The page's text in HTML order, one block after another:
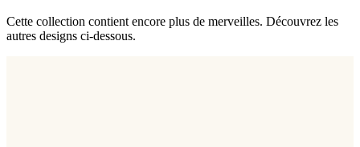
Cette collection contient encore plus de merveilles. Découvrez les
autres designs ci-dessous.